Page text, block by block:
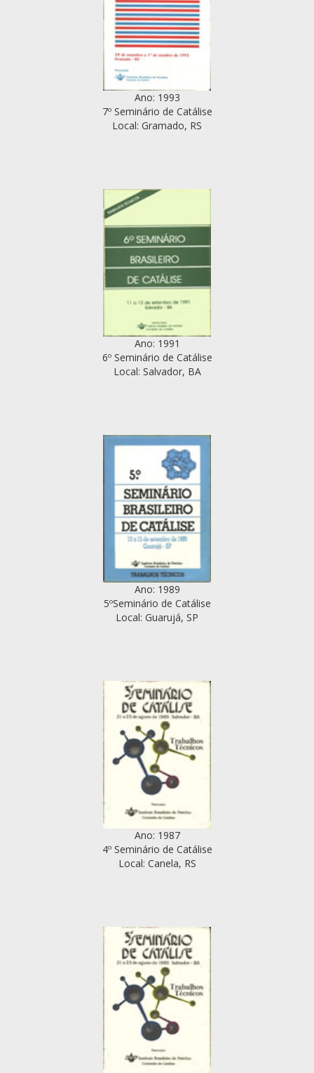
Ano: 1993
7º Seminário de Catálise
Local: Gramado, RS
Ano: 1991
6º Seminário de Catálise
Local: Salvador, BA
Ano: 1989
5ºSeminário de Catálise
Local: Guarujá, SP
Ano: 1987
4º Seminário de Catálise
Local: Canela, RS